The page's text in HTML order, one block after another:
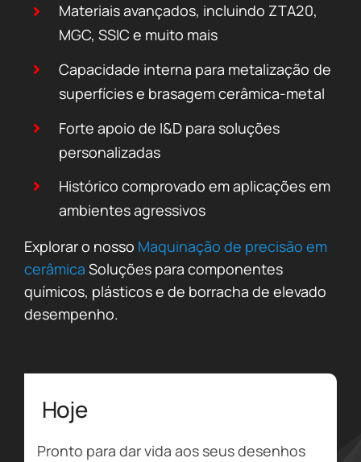
Materiais avançados, incluindo ZTA20,
MGC, SSIC e muito mais
Capacidade interna para metalização de
superfícies e brasagem cerâmica-metal
Forte apoio de I&D para soluções
personalizadas
Histórico comprovado em aplicações em
ambientes agressivos
Explorar o nosso Maquinação de precisão em
cerâmica Soluções para componentes
químicos, plásticos e de borracha de elevado
desempenho.
Hoje
Pronto para dar vida aos seus desenhos